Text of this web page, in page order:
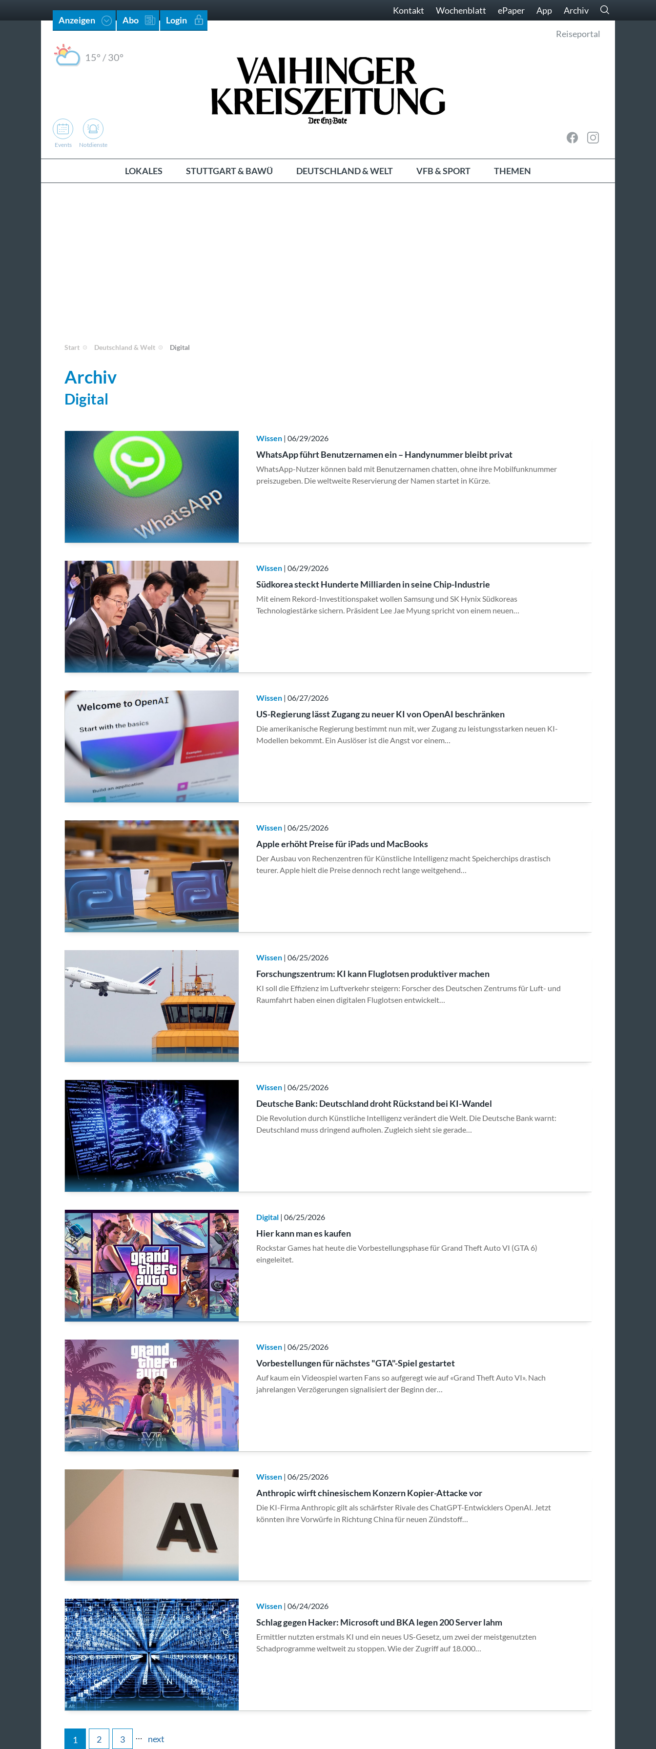
Anzeigen Abo Login
Kontakt Wochenblatt ePaper App Archiv
15° /30°
Reiseportal
Events Notdienste
LOKALES STUTTGART & BAWÜ DEUTSCHLAND & WELT VFB & SPORT THEMEN
Start Deutschland & Welt Digital
Archiv
Digital
Wissen | 06/29/2026
WhatsApp führt Benutzernamen ein – Handynummer bleibt privat
WhatsApp-Nutzer können bald mit Benutzernamen chatten, ohne ihre Mobilfunknummer
preiszugeben. Die weltweite Reservierung der Namen startet in Kürze.
Wissen | 06/29/2026
Südkorea steckt Hunderte Milliarden in seine Chip-Industrie
Mit einem Rekord-Investitionspaket wollen Samsung und SK Hynix Südkoreas
Technologiestärke sichern. Präsident Lee Jae Myung spricht von einem neuen…
Wissen | 06/27/2026
US-Regierung lässt Zugang zu neuer KI von OpenAI beschränken
Die amerikanische Regierung bestimmt nun mit, wer Zugang zu leistungsstarken neuen KI-
Modellen bekommt. Ein Auslöser ist die Angst vor einem…
Wissen | 06/25/2026
Apple erhöht Preise für iPads und MacBooks
Der Ausbau von Rechenzentren für Künstliche Intelligenz macht Speicherchips drastisch
teurer. Apple hielt die Preise dennoch recht lange weitgehend…
Wissen | 06/25/2026
Forschungszentrum: KI kann Fluglotsen produktiver machen
KI soll die Effizienz im Luftverkehr steigern: Forscher des Deutschen Zentrums für Luft- und
Raumfahrt haben einen digitalen Fluglotsen entwickelt…
Wissen | 06/25/2026
Deutsche Bank: Deutschland droht Rückstand bei KI-Wandel
Die Revolution durch Künstliche Intelligenz verändert die Welt. Die Deutsche Bank warnt:
Deutschland muss dringend aufholen. Zugleich sieht sie gerade…
Digital | 06/25/2026
Hier kann man es kaufen
Rockstar Games hat heute die Vorbestellungsphase für Grand Theft Auto VI (GTA 6)
eingeleitet.
Wissen | 06/25/2026
Vorbestellungen für nächstes "GTA"-Spiel gestartet
Auf kaum ein Videospiel warten Fans so aufgeregt wie auf «Grand Theft Auto VI». Nach
jahrelangen Verzögerungen signalisiert der Beginn der…
Wissen | 06/25/2026
Anthropic wirft chinesischem Konzern Kopier-Attacke vor
Die KI-Firma Anthropic gilt als schärfster Rivale des ChatGPT-Entwicklers OpenAI. Jetzt
könnten ihre Vorwürfe in Richtung China für neuen Zündstoff…
Wissen | 06/24/2026
Schlag gegen Hacker: Microsoft und BKA legen 200 Server lahm
Ermittler nutzten erstmals KI und ein neues US-Gesetz, um zwei der meistgenutzten
Schadprogramme weltweit zu stoppen. Wie der Zugriff auf 18.000…
1 2 3 … next